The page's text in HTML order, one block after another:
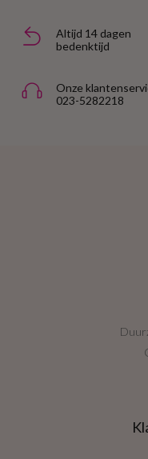
Altijd 14 dagen
bedenktijd
Onze
023-5282218